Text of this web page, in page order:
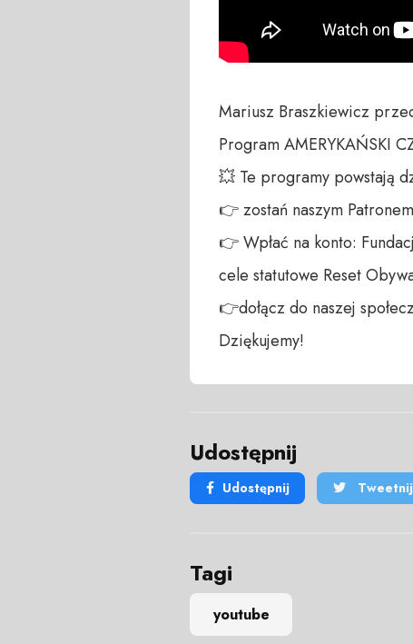
Mariusz Braszkiewicz
Program AMERYKAŃSKI
💥 Te programy powstają
👉 zostań naszym
👉 Wpłać na konto:
cele statutowe Reset
👉dołącz do naszej
Dziękujemy!
Udostępnij
Udostępnij Tweetnij
Tagi
youtube